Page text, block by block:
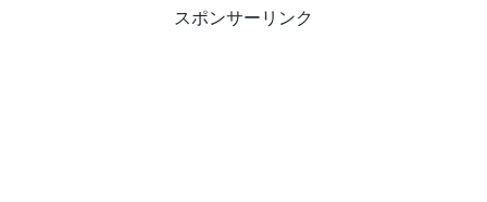
スポンサーリンク